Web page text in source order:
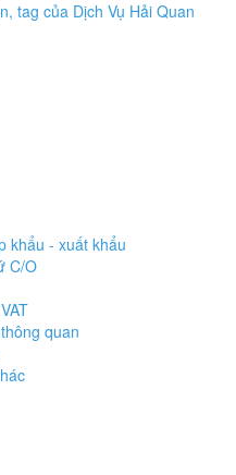
khẩu - xuất khẩu
C/O
quan